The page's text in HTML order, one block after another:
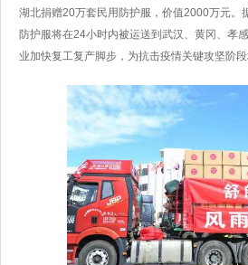
湖北捐赠20万套民用防护服，价值2000万元。
防护服将在24小时内被运送到武汉、黄冈、孝
业加快复工复产脚步，为抗击疫情关键攻坚阶